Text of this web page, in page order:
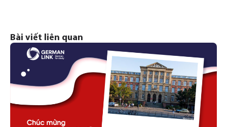
Bài viết liên quan